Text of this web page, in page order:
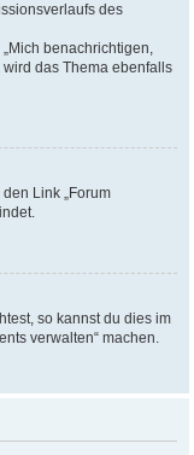
des
benachrichtigen,
das Thema ebenfalls
Link „Forum
so kannst du dies im
verwalten“ machen.